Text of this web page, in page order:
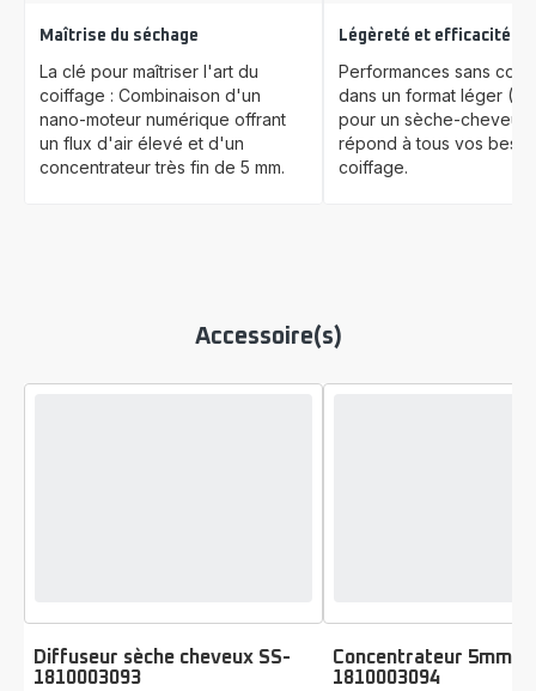
Maîtrise du séchage
La clé pour maîtriser l'art du
coiffage : Combinaison d'un
nano-moteur numérique offrant
un flux d'air élevé et d'un
concentrateur très fin de 5 mm.
Légèreté et efficacité
Performances sans
dans un format léger
pour un sèche-cheveux
répond à tous vos
coiffage.
Accessoire(s)
Diffuseur sèche cheveux SS-
1810003093
Note
Concentrateur 5mm
1810003094